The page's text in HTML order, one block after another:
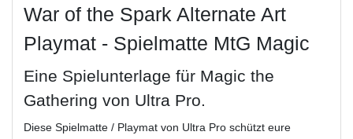
War of the Spark Alternate Art
Playmat - Spielmatte MtG Magic
Eine Spielunterlage für Magic the
Gathering von Ultra Pro.
Diese Spielmatte / Playmat von Ultra Pro schützt eure